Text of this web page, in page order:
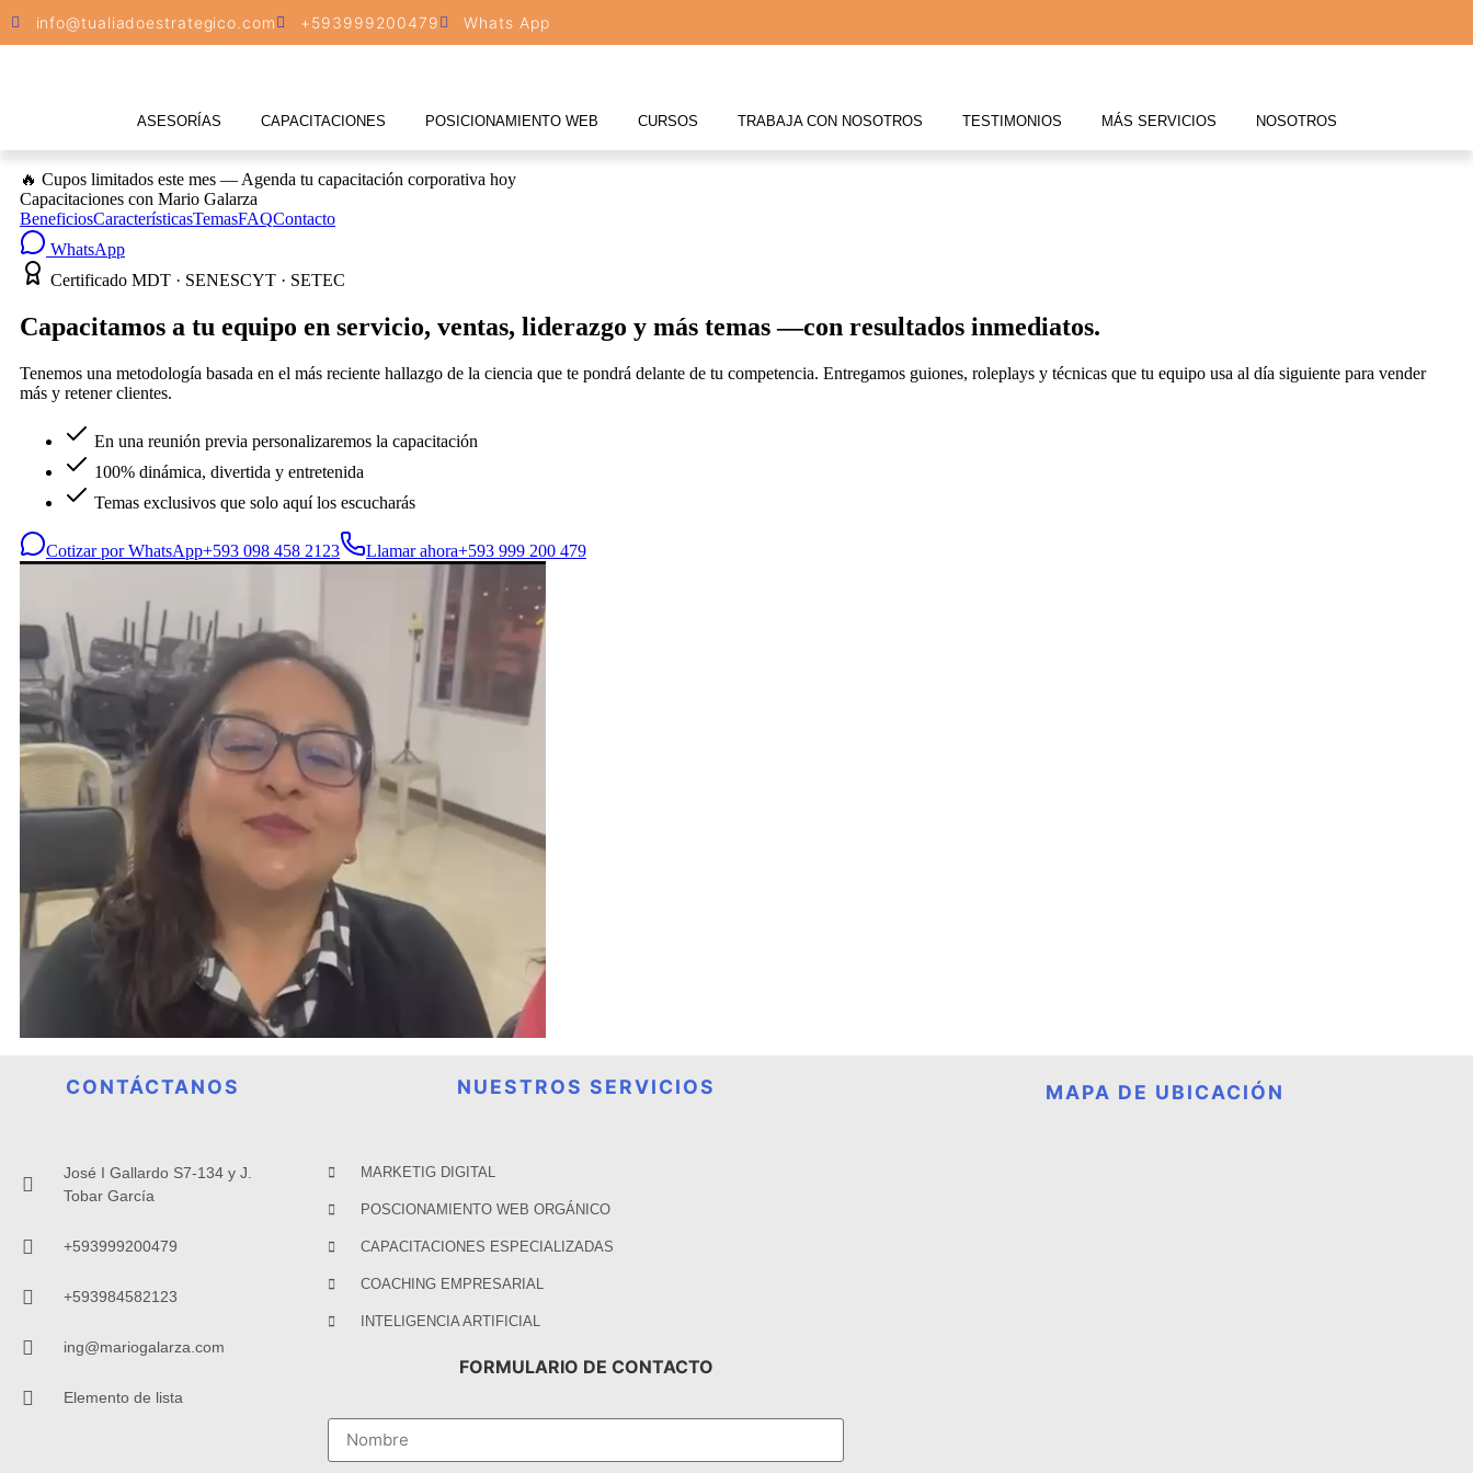
info@tualiadoestrategico.com +593999200479 Whats App
ASESORÍAS CAPACITACIONES POSICIONAMIENTO WEB CURSOS TRABAJA CON NOSOTROS TESTIMONIOS MÁS SERVICIOS NOSOTROS
CONTÁCTANOS
José I Gallardo S7-134 y J.
Tobar García
+593999200479
+593984582123
ing@mariogalarza.com
Elemento de lista
NUESTROS SERVICIOS
MARKETIG DIGITAL
POSCIONAMIENTO WEB ORGÁNICO
CAPACITACIONES ESPECIALIZADAS
COACHING EMPRESARIAL
INTELIGENCIA ARTIFICIAL
FORMULARIO DE CONTACTO
MAPA DE UBICACIÓN